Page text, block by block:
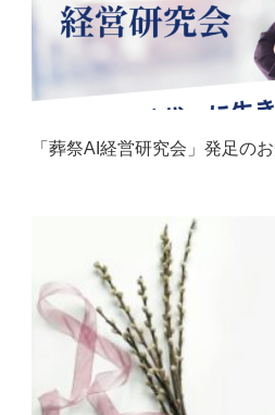
「葬祭AI経営研究会」発足の